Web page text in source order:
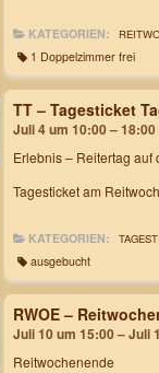
KATEGORIEN:
1 Doppelzimmer frei
TT – Tagesticket
Juli 4 um 10:00 – 18:00
Erlebnis – Reitertag auf
Tagesticket am
KATEGORIEN:
ausgebucht
RWOE –
Juli 10 um 15:00 – Juli
Reitwochenende